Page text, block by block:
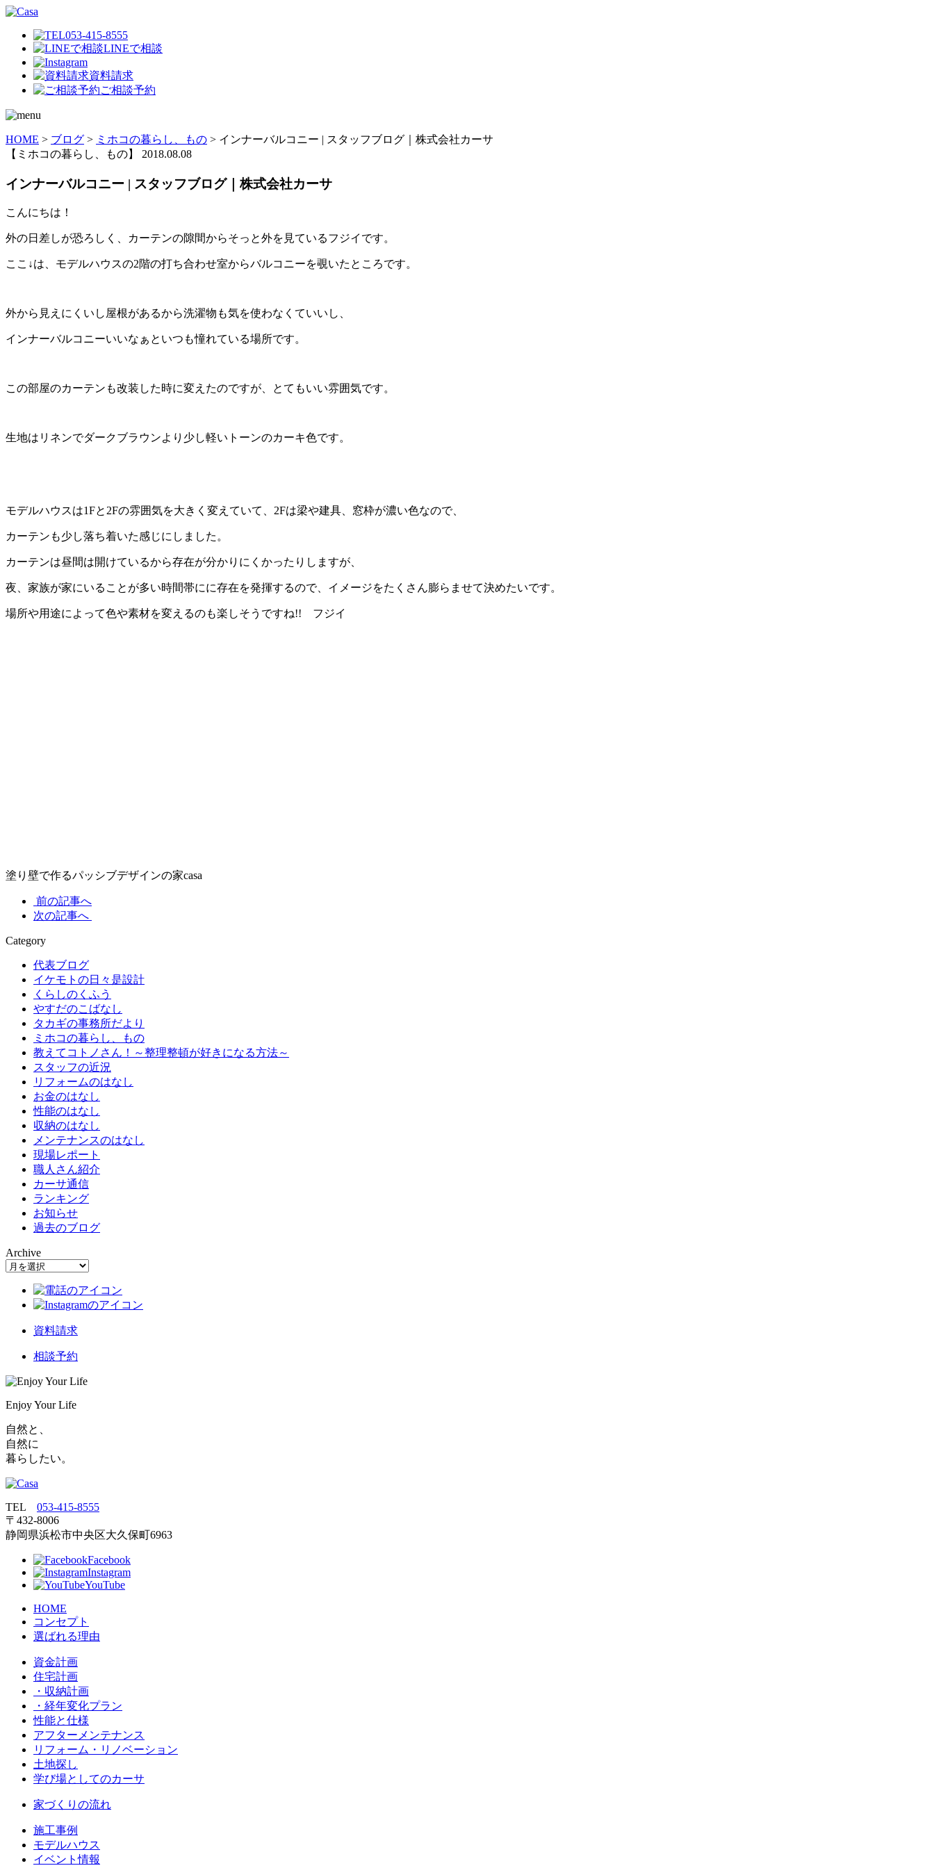
053-415-8555
LINEで相談
資料請求
ご相談予約
HOME > ブログ > ミホコの暮らし、もの > インナーバルコニー | スタッフブログ｜株式会社カーサ
【ミホコの暮らし、もの】 2018.08.08
インナーバルコニー | スタッフブログ｜株式会社カーサ
こんにちは！
外の日差しが恐ろしく、カーテンの隙間からそっと外を見ているフジイです。
ここ↓は、モデルハウスの2階の打ち合わせ室からバルコニーを覗いたところです。
外から見えにくいし屋根があるから洗濯物も気を使わなくていいし、
インナーバルコニーいいなぁといつも憧れている場所です。
この部屋のカーテンも改装した時に変えたのですが、とてもいい雰囲気です。
生地はリネンでダークブラウンより少し軽いトーンのカーキ色です。
モデルハウスは1Fと2Fの雰囲気を大きく変えていて、2Fは梁や建具、窓枠が濃い色なので、
カーテンも少し落ち着いた感じにしました。
カーテンは昼間は開けているから存在が分かりにくかったりしますが、
夜、家族が家にいることが多い時間帯にに存在を発揮するので、イメージをたくさん膨らませて決めたいです。
場所や用途によって色や素材を変えるのも楽しそうですね!! フジイ
塗り壁で作るパッシブデザインの家casa
前の記事へ
次の記事へ
Category
代表ブログ
イケモトの日々是設計
くらしのくふう
やすだのこばなし
タカギの事務所だより
ミホコの暮らし、もの
教えてコトノさん！～整理整頓が好きになる方法～
スタッフの近況
リフォームのはなし
お金のはなし
性能のはなし
収納のはなし
メンテナンスのはなし
現場レポート
職人さん紹介
カーサ通信
ランキング
お知らせ
過去のブログ
Archive
資料請求
相談予約
Enjoy Your Life
自然と、
自然に
暮らしたい。
TEL 053‐415‐8555
〒432‐8006
静岡県浜松市中央区大久保町6963
Facebook
Instagram
YouTube
HOME
コンセプト
選ばれる理由
資金計画
住宅計画
・収納計画
・経年変化プラン
性能と仕様
アフターメンテナンス
リフォーム・リノベーション
土地探し
学び場としてのカーサ
家づくりの流れ
施工事例
モデルハウス
イベント情報